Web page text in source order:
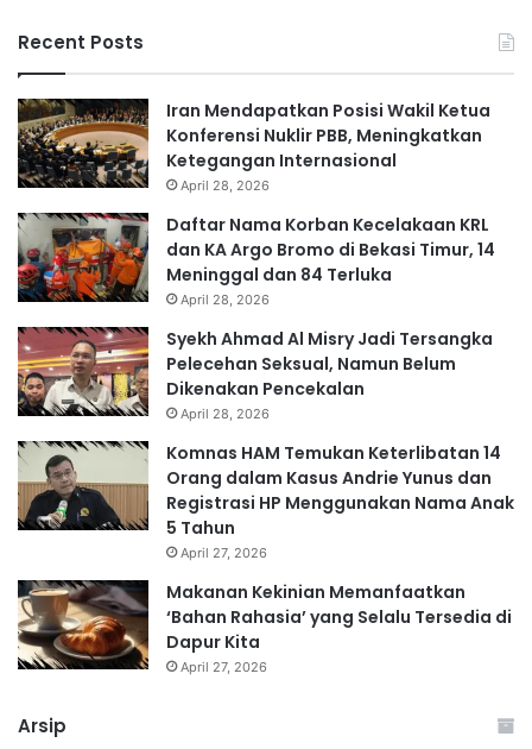
Recent Posts
Iran Mendapatkan Posisi Wakil Ketua
Konferensi Nuklir PBB, Meningkatkan
Ketegangan Internasional
April 28, 2026
Daftar Nama Korban Kecelakaan KRL
dan KA Argo Bromo di Bekasi Timur, 14
Meninggal dan 84 Terluka
April 28, 2026
Syekh Ahmad Al Misry Jadi Tersangka
Pelecehan Seksual, Namun Belum
Dikenakan Pencekalan
April 28, 2026
Komnas HAM Temukan Keterlibatan 14
Orang dalam Kasus Andrie Yunus dan
Registrasi HP Menggunakan Nama Anak
5 Tahun
April 27, 2026
Makanan Kekinian Memanfaatkan
‘Bahan Rahasia’ yang Selalu Tersedia di
Dapur Kita
April 27, 2026
Arsip